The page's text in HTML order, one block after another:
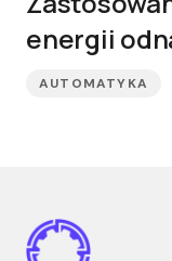
energii
AUTOMATYKA